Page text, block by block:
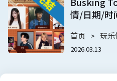
情/日期/时
首页 玩乐
2026.03.13